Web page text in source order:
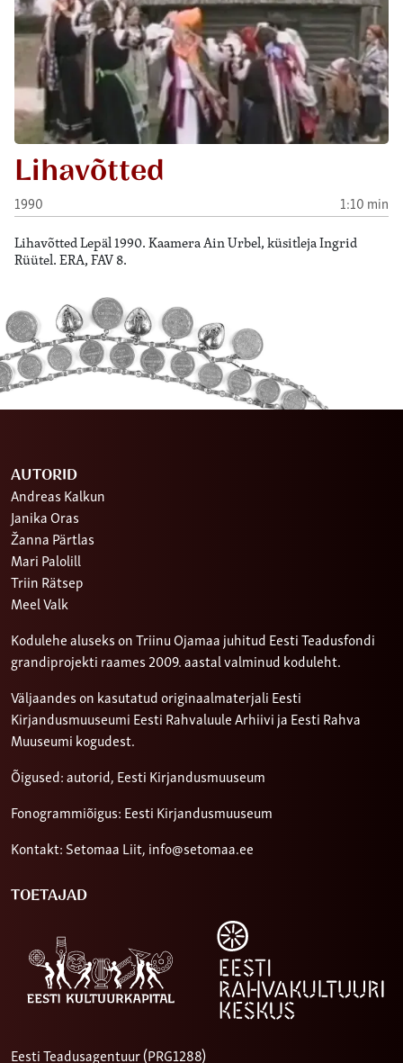
Lihavõtted
1990 1:10 min
Lihavõtted Lepäl 1990. Kaamera Ain Urbel, küsitleja Ingrid
Rüütel. ERA, FAV 8.
AUTORID
Andreas Kalkun
Janika Oras
Žanna Pärtlas
Mari Palolill
Triin Rätsep
Meel Valk
Kodulehe aluseks on Triinu Ojamaa juhitud Eesti Teadusfondi
grandiprojekti raames 2009. aastal valminud koduleht.
Väljaandes on kasutatud originaalmaterjali Eesti
Kirjandusmuuseumi Eesti Rahvaluule Arhiivi ja Eesti Rahva
Muuseumi kogudest.
Õigused: autorid, Eesti Kirjandusmuuseum
Fonogrammiõigus: Eesti Kirjandusmuuseum
Kontakt: Setomaa Liit, info@setomaa.ee
TOETAJAD
Eesti Teadusagentuur (PRG1288)